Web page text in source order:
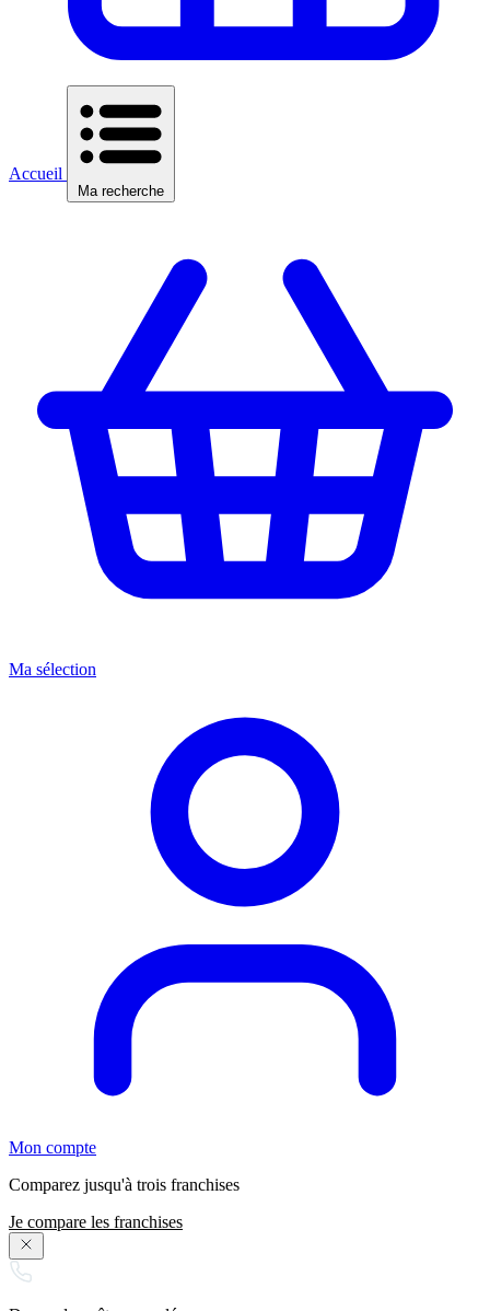
Accueil
Ma recherche
Ma sélection
Mon compte
Comparez jusqu'à trois franchises
Je compare les franchises